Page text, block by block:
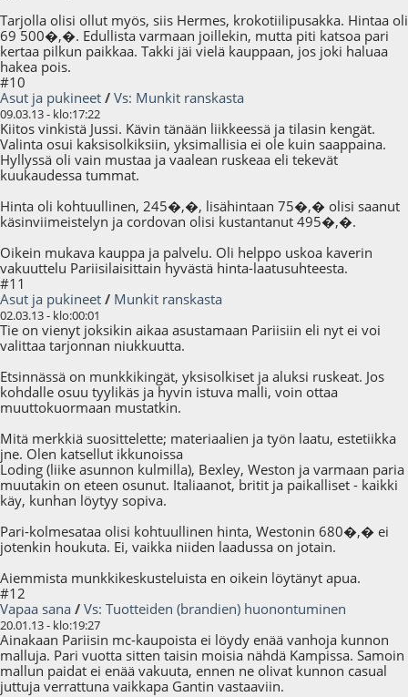
Tarjolla olisi ollut myös, siis Hermes, krokotiilipusakka. Hintaa oli
69 500�,�. Edullista varmaan joillekin, mutta piti katsoa pari
kertaa pilkun paikkaa. Takki jäi vielä kauppaan, jos joki haluaa
hakea pois.
#10
Asut ja pukineet / Vs: Munkit ranskasta
09.03.13 - klo:17:22
Kiitos vinkistä Jussi. Kävin tänään liikkeessä ja tilasin kengät.
Valinta osui kaksisolkiksiin, yksimallisia ei ole kuin saappaina.
Hyllyssä oli vain mustaa ja vaalean ruskeaa eli tekevät
kuukaudessa tummat.
Hinta oli kohtuullinen, 245�,�, lisähintaan 75�,� olisi saanut
käsinviimeistelyn ja cordovan olisi kustantanut 495�,�.
Oikein mukava kauppa ja palvelu. Oli helppo uskoa kaverin
vakuuttelu Pariisilaisittain hyvästä hinta-laatusuhteesta.
#11
Asut ja pukineet / Munkit ranskasta
02.03.13 - klo:00:01
Tie on vienyt joksikin aikaa asustamaan Pariisiin eli nyt ei voi
valittaa tarjonnan niukkuutta.
Etsinnässä on munkkikingät, yksisolkiset ja aluksi ruskeat. Jos
kohdalle osuu tyylikäs ja hyvin istuva malli, voin ottaa
muuttokuormaan mustatkin.
Mitä merkkiä suosittelette; materiaalien ja työn laatu, estetiikka
jne. Olen katsellut ikkunoissa
Loding (liike asunnon kulmilla), Bexley, Weston ja varmaan paria
muutakin on eteen osunut. Italiaanot, britit ja paikalliset - kaikki
käy, kunhan löytyy sopiva.
Pari-kolmesataa olisi kohtuullinen hinta, Westonin 680�,� ei
jotenkin houkuta. Ei, vaikka niiden laadussa on jotain.
Aiemmista munkkikeskusteluista en oikein löytänyt apua.
#12
Vapaa sana / Vs: Tuotteiden (brandien) huonontuminen
20.01.13 - klo:19:27
Ainakaan Pariisin mc-kaupoista ei löydy enää vanhoja kunnon
malluja. Pari vuotta sitten taisin moisia nähdä Kampissa. Samoin
mallun paidat ei enää vakuuta, ennen ne olivat kunnon casual
juttuja verrattuna vaikkapa Gantin vastaaviin.